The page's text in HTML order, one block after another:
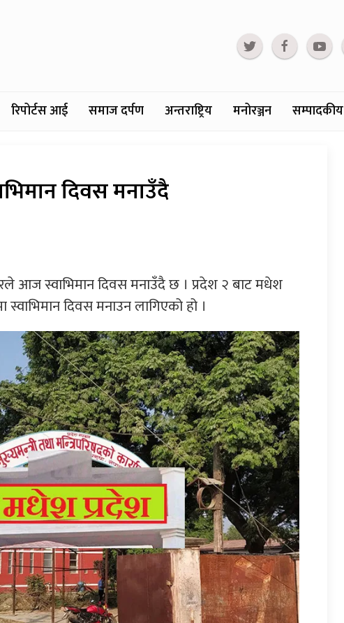
रिपोर्टस आई समाज दर्पण अन्तराष्ट्रिय मनोरञ्जन सम्पादकीय
दिवस मनाउँदै
आज स्वाभिमान दिवस मनाउँदै छ । प्रदेश २ बाट मधेश
दिवस मनाउन लागिएको हो ।